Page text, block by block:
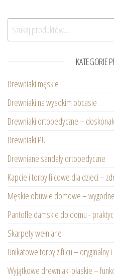
Szukaj:
KATEGORIE
Drewniaki męskie
Drewniaki na wysokim obcasie
Drewniaki ortopedyczne –
Drewniaki PU
Drewniane sandały ortopedyczne
Kapcie i torby filcowe dla dzieci –
Męskie obuwie domowe –
Pantofle damskie do domu -
Skarpety wełniane
Unikatowe torby z filcu – oryginalny
Wyjątkowe drewniaki płaskie –